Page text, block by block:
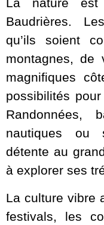
La nature
Baudrières.
qu’ils soient
montagnes, de
magnifiques
possibilités
Randonnées,
nautiques ou
détente au
à explorer ses
La culture vibre
festivals, les